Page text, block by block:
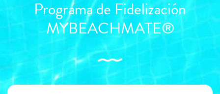
Programa de Fidelización
MYBEACHMATE®